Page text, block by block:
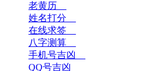
老黄历__
姓名打分__
在线求签__
八字测算__
手机号吉凶__
QQ号吉凶__